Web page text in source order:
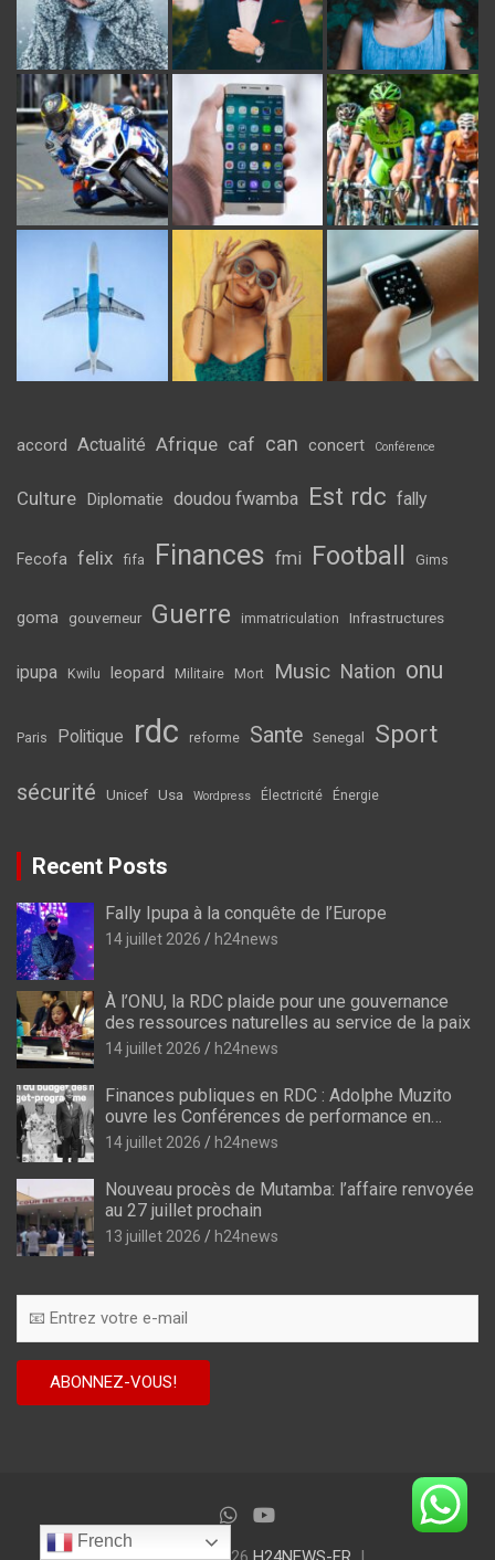
accord Actualité Afrique caf can concert Conférence
Culture Diplomatie doudou fwamba Est rdc fally
Fecofa felix fifa Finances fmi Football Gims
goma gouverneur Guerre immatriculation Infrastructures
ipupa Kwilu leopard Militaire Mort Music Nation onu
Paris Politique rdc reforme Sante Senegal Sport
sécurité Unicef Usa Wordpress Électricité Énergie
Recent Posts
Fally Ipupa à la conquête de l’Europe
14 juillet 2026 h24news
À l’ONU, la RDC plaide pour une gouvernance
des ressources naturelles au service de la paix
14 juillet 2026 h24news
Finances publiques en RDC : Adolphe Muzito
ouvre les Conférences de performance en
prélude au budget-programme de 2028
14 juillet 2026 h24news
Nouveau procès de Mutamba: l’affaire renvoyée
au 27 juillet prochain
13 juillet 2026 h24news
French